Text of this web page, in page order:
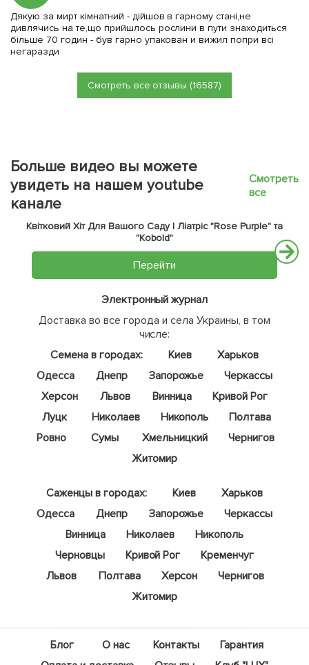
Дякую за мирт кімнатний - дійшов в гарному стані,не
дивлячись на те,що прийшлось рослини в пути знаходиться
більше 70 годин - був гарно упакован и вижил попри всі
негаразди
Смотреть все отзывы (16587)
Больше видео вы можете
увидеть на нашем youtube
канале
Смотреть
все
Квітковий Хіт Для Вашого Саду | Ліатріс "Rose Purple" та
"Kobold"
Перейти
Электронный журнал
Доставка во все города и села Украины, в том
числе:
Семена в городах:
Киев
Харьков
Одесса
Днепр Запорожье
Черкассы
Херсон
Львов Винница
Кривой Рог
Луцк
Николаев Никополь
Полтава
Ровно
Сумы Хмельницкий
Чернигов
Житомир
Саженцы в городах: Киев
Харьков
Одесса
Днепр Запорожье
Черкассы
Винница
Николаев
Никополь
Черновцы
Кривой Рог
Кременчуг
Львов
Полтава Херсон
Чернигов
Житомир
Блог О нас Контакты
Гарантия